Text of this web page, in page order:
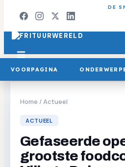
DE
VOORPAGINA
Home /Actueel
ACTUEEL
Gefaseerde
grootste